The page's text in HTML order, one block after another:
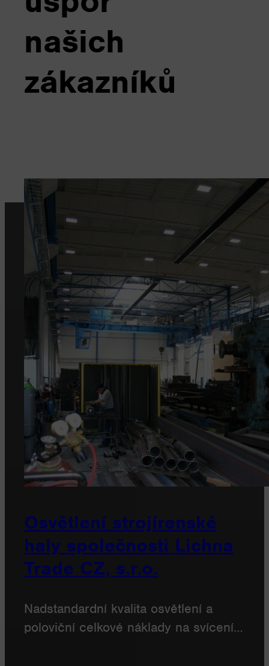
našich
zákazníků
Osvětlení strojírenské
haly společnosti Lichna
Trade CZ, s.r.o.
Nadstandardní kvalita osvětlení a
poloviční celkové náklady na svícení…